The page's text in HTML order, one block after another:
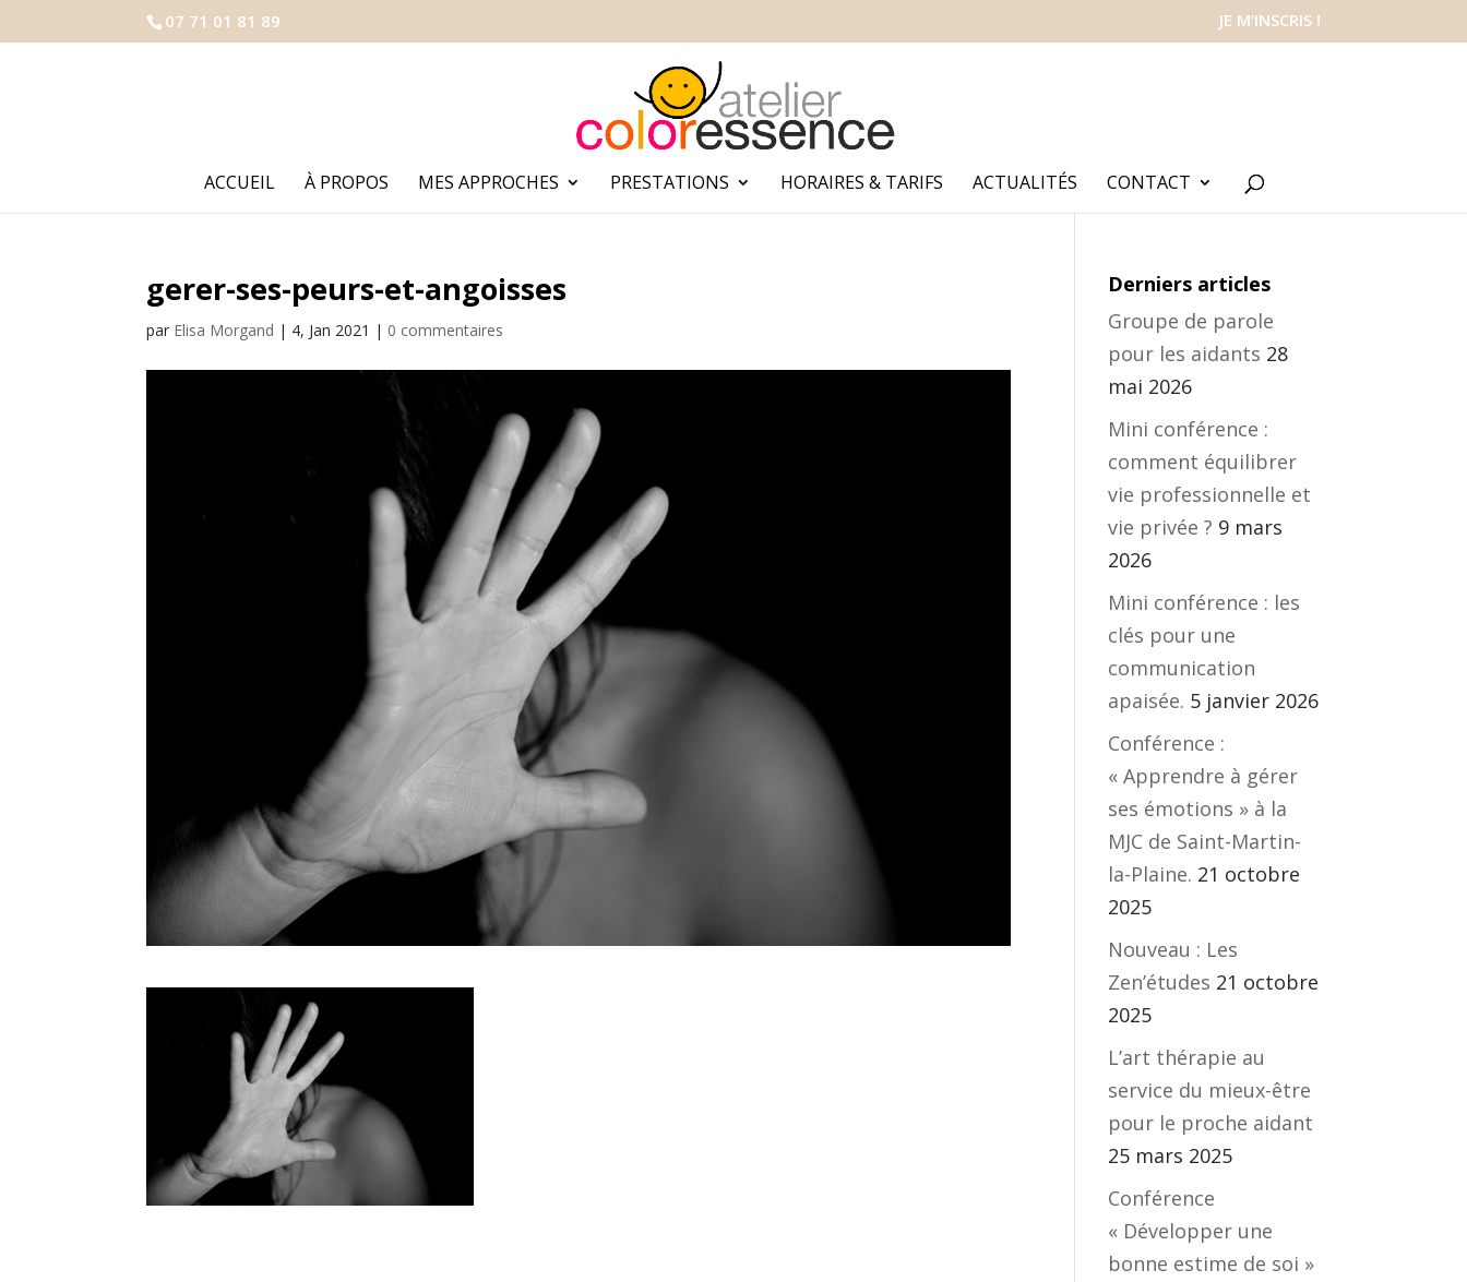
07 71 01 81 89 JE M’INSCRIS !
ACCUEIL À PROPOS MES APPROCHES PRESTATIONS HORAIRES & TARIFS ACTUALITÉS CONTACT
gerer-ses-peurs-et-angoisses
par Elisa Morgand | 4, Jan 2021 | 0 commentaires
Derniers articles
Groupe de parole
pour les aidants 28
mai 2026
Mini conférence :
comment équilibrer
vie professionnelle et
vie privée ? 9 mars
2026
Mini conférence : les
clés pour une
communication
apaisée. 5 janvier 2026
Conférence :
« Apprendre à gérer
ses émotions » à la
MJC de Saint-Martin-
la-Plaine. 21 octobre
2025
Nouveau : Les
Zen’études 21 octobre
2025
L’art thérapie au
service du mieux-être
pour le proche aidant
25 mars 2025
Conférence
« Développer une
bonne estime de soi »